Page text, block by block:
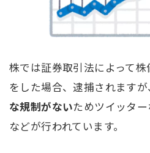
株では証券取引法によって
をした場合、逮捕されますが
な規制がないためツイッタ
などが行われています。